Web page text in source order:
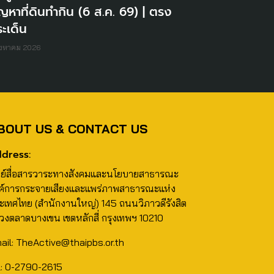
หาที่ดินทำกิน (6 ส.ค. 69) | ตรง
เด็น
หาคม 2026
US & CONTACT US
สื่อสารวาระทางสังคมและนโยบายสาธารณะ
การกระจายเสียงและแพร่ภาพสาธารณะแห่ง
เทศไทย (สำนักงานใหญ่) 145 ถนนวิภาวดีรังสิต
งตลาดบางเขน เขตหลักสี่ กรุงเทพฯ 10210
TheActive@thaipbs.or.th
0-2790-2615